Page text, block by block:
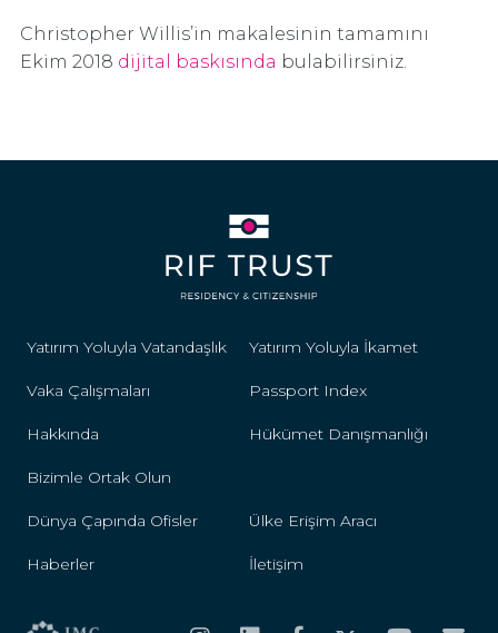
Christopher Willis’in makalesinin tamamını
Ekim 2018 dijital baskısında bulabilirsiniz.
Yatırım Yoluyla Vatandaşlık Yatırım Yoluyla İkamet
Vaka Çalışmaları Passport Index
Hakkında Hükümet Danışmanlığı
Bizimle Ortak Olun
Dünya Çapında Ofisler Ülke Erişim Aracı
Haberler İletişim